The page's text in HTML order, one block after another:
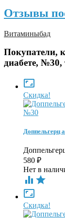
Отзывы
Витаминыбад
Покупатели,
диабете,

Скидка!
Доппельгерц
580 ₽
Нет в
 

Скидка!